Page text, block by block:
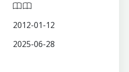
2012-01-12
2025-06-28